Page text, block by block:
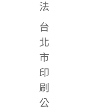
法
台
北
市
印
刷
公